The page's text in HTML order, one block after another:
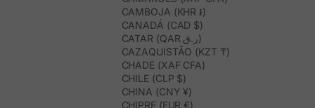
CAMBOJA (KHR ៛)
CANADÁ (CAD $)
CATAR (QAR ر.ق)
CAZAQUISTÃO (KZT ₸)
CHADE (XAF CFA)
CHILE (CLP $)
CHINA (CNY ¥)
CHIPRE (EUR €)